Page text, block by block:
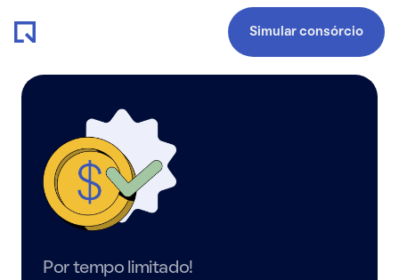
Simular consórcio
Por tempo limitado!